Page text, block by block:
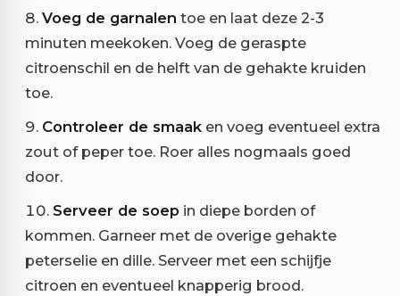
Voeg de garnalen toe en laat deze 2-3
minuten meekoken. Voeg de geraspte
citroenschil en de helft van de gehakte kruiden
toe.
Controleer de smaak en voeg eventueel extra
zout of peper toe. Roer alles nogmaals goed
door.
Serveer de soep in diepe borden of
kommen. Garneer met de overige gehakte
peterselie en dille. Serveer met een schijfje
citroen en eventueel knapperig brood.